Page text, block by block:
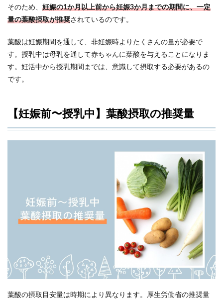
そのため、 妊娠の1か月以上前から妊娠3か月までの期間に、一定
量の葉酸摂取が推奨されているのです。
葉酸は妊娠期間を通して、非妊娠時よりたくさんの量が必要で
す。授乳中は母乳を通して赤ちゃんに葉酸を与えることになりま
す。妊活中から授乳期間までは、意識して摂取する必要があるの
です。
【妊娠前〜授乳中】葉酸摂取の推奨量
葉酸の摂取目安量は時期により異なります。厚生労働省の推奨量